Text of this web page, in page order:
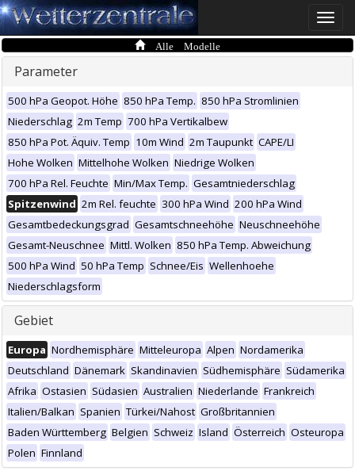
Toggle
Alle Modelle
Parameter
500 hPa Geopot. Höhe 850 hPa Temp. 850 hPa Stromlinien
Niederschlag 2m Temp 700 hPa Vertikalbew
850 hPa Pot. Äquiv. Temp 10m Wind 2m Taupunkt CAPE/LI
Hohe Wolken Mittelhohe Wolken Niedrige Wolken
700 hPa Rel. Feuchte Min/Max Temp. Gesamtniederschlag
Spitzenwind 2m Rel. feuchte 300 hPa Wind 200 hPa Wind
Gesamtbedeckungsgrad Gesamtschneehöhe Neuschneehöhe
Gesamt-Neuschnee Mittl. Wolken 850 hPa Temp. Abweichung
500 hPa Wind 50 hPa Temp Schnee/Eis Wellenhoehe
Niederschlagsform
Gebiet
Europa Nordhemisphäre Mitteleuropa Alpen Nordamerika
Deutschland Dänemark Skandinavien Südhemisphäre Südamerika
Afrika Ostasien Südasien Australien Niederlande Frankreich
Italien/Balkan Spanien Türkei/Nahost Großbritannien
Baden Württemberg Belgien Schweiz Island Österreich Osteuropa
Polen Finnland